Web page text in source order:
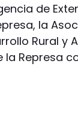
de
la
Rural y
la Represa